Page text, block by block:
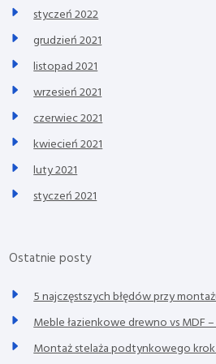
styczeń 2022
grudzień 2021
listopad 2021
wrzesień 2021
czerwiec 2021
kwiecień 2021
luty 2021
styczeń 2021
Ostatnie posty
5 najczęstszych błędów przy
Meble łazienkowe drewno vs MDF
Montaż stelaża podtynkowego